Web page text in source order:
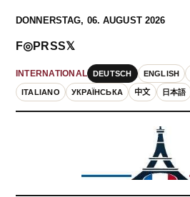
DONNERSTAG, 06. AUGUST 2026
INTERNATIONAL DEUTSCH ENGLISH
ITALIANO УКРАЇНСЬКА 中文 日本語
F◎PRSS𝕏